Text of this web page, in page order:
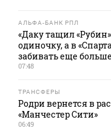
АЛЬФА-БАНК РПЛ
«Даку тащил
одиночку, а в
забивать еще
07:48
ТРАНСФЕРЫ
Родри вернется в
«Манчестер Сити»
06:49